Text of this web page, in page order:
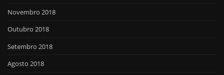
Novembro 2018
Outubro 2018
Setembro 2018
Agosto 2018